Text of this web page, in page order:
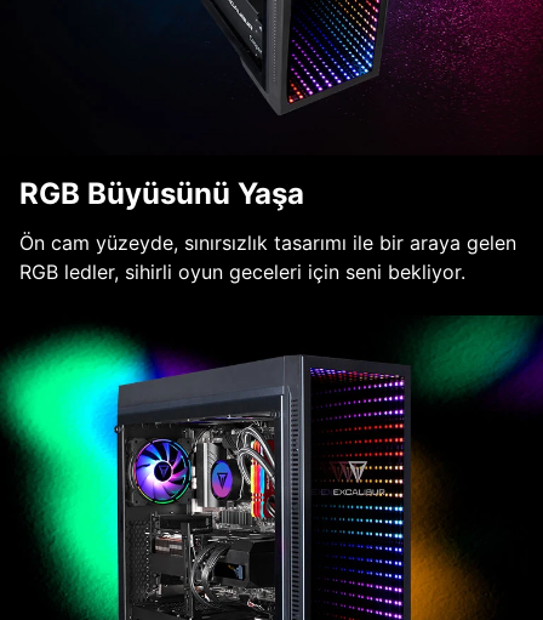
RGB Büyüsünü Yaşa
Ön cam yüzeyde, sınırsızlık tasarımı ile bir araya gelen
RGB ledler, sihirli oyun geceleri için seni bekliyor.